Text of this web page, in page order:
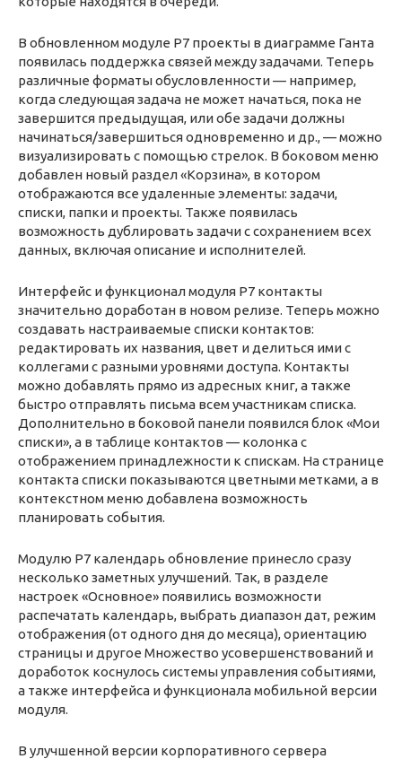
В обновленном модуле Р7 проекты в диаграмме Ганта
появилась поддержка связей между задачами. Теперь
различные форматы обусловленности — например,
когда следующая задача не может начаться, пока не
завершится предыдущая, или обе задачи должны
начинаться/завершиться одновременно и др., — можно
визуализировать с помощью стрелок. В боковом меню
добавлен новый раздел «Корзина», в котором
отображаются все удаленные элементы: задачи,
списки, папки и проекты. Также появилась
возможность дублировать задачи с сохранением всех
данных, включая описание и исполнителей.
Интерфейс и функционал модуля Р7 контакты
значительно доработан в новом релизе. Теперь можно
создавать настраиваемые списки контактов:
редактировать их названия, цвет и делиться ими с
коллегами с разными уровнями доступа. Контакты
можно добавлять прямо из адресных книг, а также
быстро отправлять письма всем участникам списка.
Дополнительно в боковой панели появился блок «Мои
списки», а в таблице контактов — колонка с
отображением принадлежности к спискам. На странице
контакта списки показываются цветными метками, а в
контекстном меню добавлена возможность
планировать события.
Модулю Р7 календарь обновление принесло сразу
несколько заметных улучшений. Так, в разделе
настроек «Основное» появились возможности
распечатать календарь, выбрать диапазон дат, режим
отображения (от одного дня до месяца), ориентацию
страницы и другое Множество усовершенствований и
доработок коснулось системы управления событиями,
а также интерфейса и функционала мобильной версии
модуля.
В улучшенной версии корпоративного сервера